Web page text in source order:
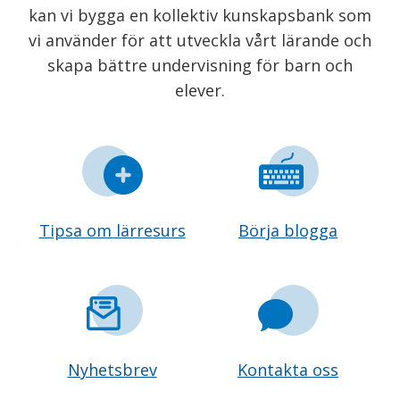
kan vi bygga en kollektiv kunskapsbank som
vi använder för att utveckla vårt lärande och
skapa bättre undervisning för barn och
elever.
Tipsa om lärresurs Börja blogga
Nyhetsbrev Kontakta oss